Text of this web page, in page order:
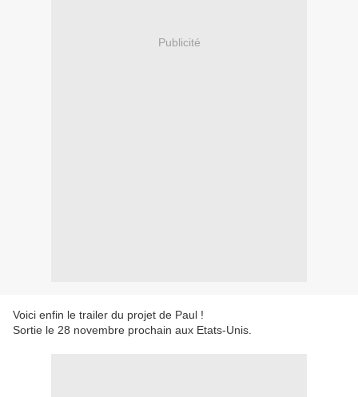
Publicité
Voici enfin le trailer du projet de Paul !
Sortie le 28 novembre prochain aux Etats-Unis.